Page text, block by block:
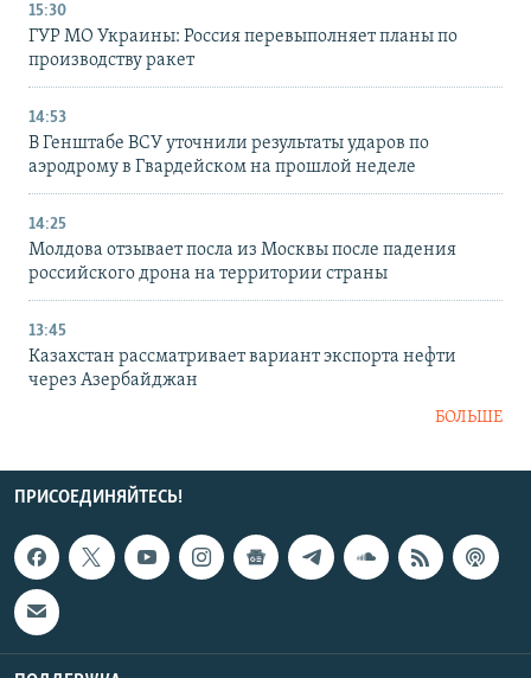
15:30
ГУР МО Украины: Россия перевыполняет планы по
производству ракет
14:53
В Генштабе ВСУ уточнили результаты ударов по
аэродрому в Гвардейском на прошлой неделе
14:25
Молдова отзывает посла из Москвы после падения
российского дрона на территории страны
13:45
Казахстан рассматривает вариант экспорта нефти
через Азербайджан
БОЛЬШЕ
ПРИСОЕДИНЯЙТЕСЬ!